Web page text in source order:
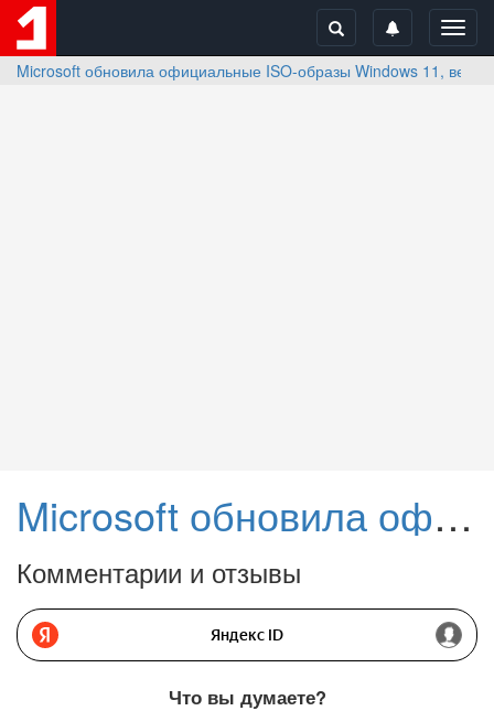
Microsoft обновила официальные ISO-образы Windows 11,
Microsoft обновила официальные ISO-образы Windows 11, версия 24H2
Комментарии и отзывы